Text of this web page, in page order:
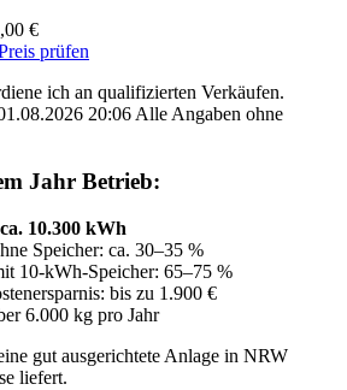
€
prüfen
ich an qualifizierten Verkäufen.
20:06 Alle Angaben ohne
Jahr Betrieb:
ca. 10.300 kWh
Speicher: ca. 30–35 %
10-kWh-Speicher: 65–75 %
bis zu 1.900 €
6.000 kg pro Jahr
gut ausgerichtete Anlage in NRW
liefert.